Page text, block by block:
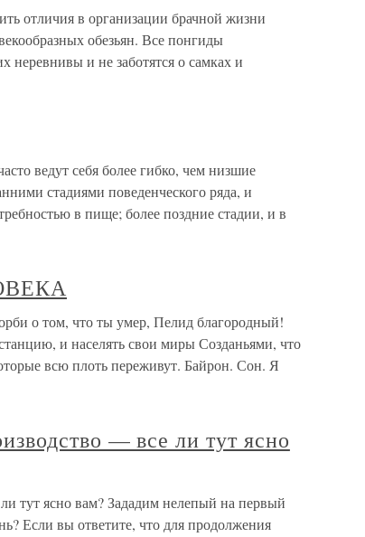
отличия в организации брачной жизни
обезьян. Все понгиды
неревнивы и не заботятся о самках и
ведут себя более гибко, чем низшие
стадиями поведенческого ряда, и
в пище; более поздние стадии, и в
о том, что ты умер, Пелид благородный!
и населять свои миры Созданьями, что
всю плоть переживут. Байрон. Сон. Я
— все ли тут ясно
тут ясно вам? Зададим нелепый на первый
Если вы ответите, что для продолжения